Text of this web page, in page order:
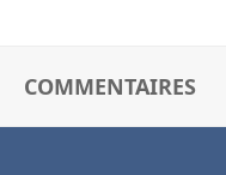
COMMENTAIRES